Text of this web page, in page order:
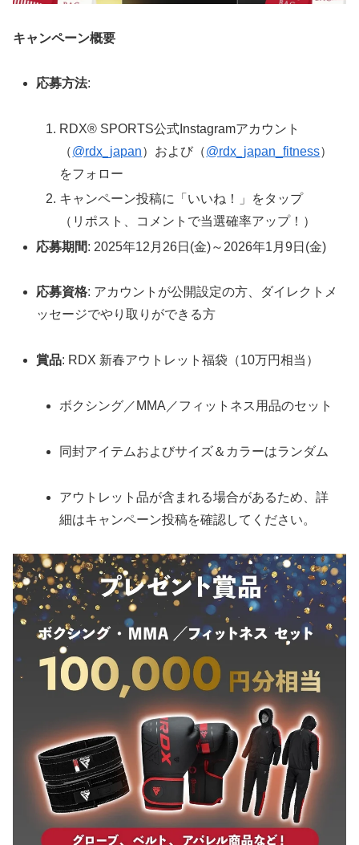
キャンペーン概要
応募方法:
RDX® SPORTS公式Instagramアカウント
（@rdx_japan）および（@rdx_japan_fitness）
をフォロー
キャンペーン投稿に「いいね！」をタップ
（リポスト、コメントで当選確率アップ！）
応募期間: 2025年12月26日(金)～2026年1月9日(金)
応募資格: アカウントが公開設定の方、ダイレクトメ
ッセージでやり取りができる方
賞品: RDX 新春アウトレット福袋（10万円相当）
ボクシング／MMA／フィットネス用品のセット
同封アイテムおよびサイズ＆カラーはランダム
アウトレット品が含まれる場合があるため、詳
細はキャンペーン投稿を確認してください。